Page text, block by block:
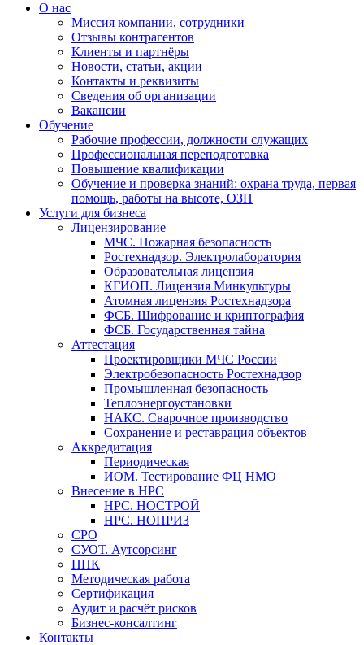
О нас
Миссия компании, сотрудники
Отзывы контрагентов
Клиенты и партнёры
Новости, статьи, акции
Контакты и реквизиты
Сведения об организации
Вакансии
Обучение
Рабочие профессии, должности служащих
Профессиональная переподготовка
Повышение квалификации
Обучение и проверка знаний: охрана труда, первая
помощь, работы на высоте, ОЗП
Услуги для бизнеса
Лицензирование
МЧС. Пожарная безопасность
Ростехнадзор. Электролаборатория
Образовательная лицензия
КГИОП. Лицензия Минкультуры
Атомная лицензия Ростехнадзора
ФСБ. Шифрование и криптография
ФСБ. Государственная тайна
Аттестация
Проектировщики МЧС России
Электробезопасность Ростехнадзор
Промышленная безопасность
Теплоэнергоустановки
НАКС. Сварочное производство
Сохранение и реставрация объектов
Аккредитация
Периодическая
ИОМ. Тестирование ФЦ НМО
Внесение в НРС
НРС. НОСТРОЙ
НРС. НОПРИЗ
СРО
СУОТ. Аутсорсинг
ППК
Методическая работа
Сертификация
Аудит и расчёт рисков
Бизнес-консалтинг
Контакты